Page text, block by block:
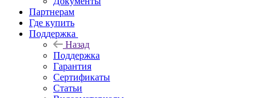
Партнерам
Где купить
Поддержка
Назад
Поддержка
Гарантия
Сертификаты
Статьи